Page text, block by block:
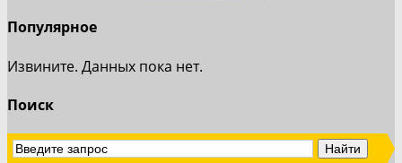
Популярное
Извините. Данных пока нет.
Поиск